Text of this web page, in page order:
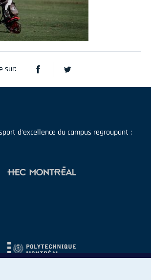
sur:
d'excellence du campus regroupant :